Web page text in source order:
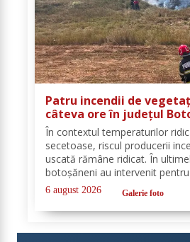
Patru incendii de
câteva ore în județul
a ars un hectar de
În contextul temperaturilor
secetoase, riscul producerii
uscată rămâne ridicat. În
botoșăneni au intervenit
lichidarea a patru incendii de
produse în următoarele
6 august 2026 Galerie foto